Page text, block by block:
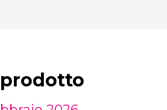
prodotto